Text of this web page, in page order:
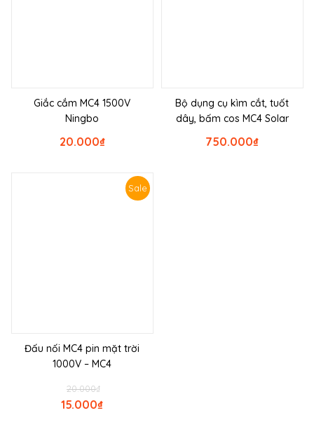
Giắc cắm MC4 1500V
Ningbo
₫
20.000
Bộ dụng cụ kìm cắt, tuốt
dây, bấm cos MC4 Solar
₫
750.000
Sale
Đấu nối MC4 pin mặt trời
1000V – MC4
₫
20.000
₫
15.000